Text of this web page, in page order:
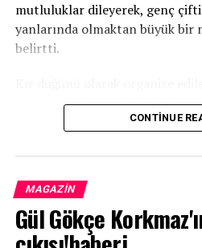
mutluluklar dileyerek, genç
yanlarında olmaktan büyük bir
belirtti.
huzur verici atmosferinde
Renkli ışıklar, canlı müzik ve
sundu. Dans pisti hiçbir zaman
doyasıya eğlendi ve gecenin
coşku dolu anlar yaşandı.
CONTINUE
MAGAZIN
Gül Gökçe